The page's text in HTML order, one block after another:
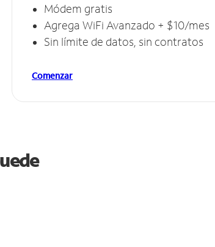
Módem gratis
Agrega WiFi Avanzado + $10/mes
Sin límite de datos, sin contratos
Comenzar